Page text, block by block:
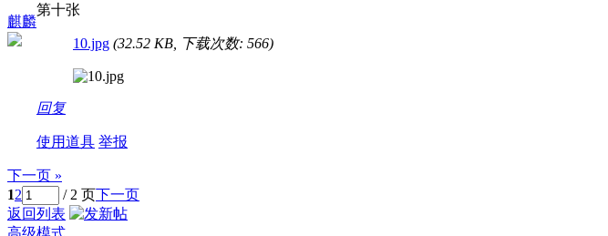
麒麟
第十张
10.jpg (32.52 KB, 下载次数: 566)
回复
使用道具 举报
下一页 »
12 / 2 页下一页
返回列表
高级模式